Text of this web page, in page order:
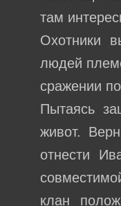
там
Охотники
людей
сражении
Пытаясь
живот.
отнести
клан